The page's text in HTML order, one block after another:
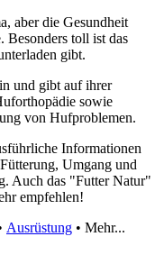
aber die Gesundheit
Besonders toll ist das
gibt.
und gibt auf ihrer
sowie
von Hufproblemen.
Informationen
Umgang und
Auch das "Futter Natur"
empfehlen!
Ausrüstung • Mehr...